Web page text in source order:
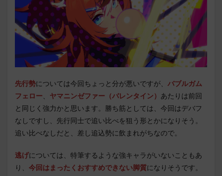
先行勢については今回ちょっと分が悪いですが、 バブルガム
フェロー
ヤマニンゼファー（バレンタイン） あたりは前回
と同じく強力かと思います。勝ち筋としては、今回はデバフ
なしですし、先行同士で追い比べを狙う形とかになりそう。
追い比べなしだと、差し追込勢に飲まれがちなので。
逃げについては、特筆するような強キャラがいないこともあ
り、 今回はまったくおすすめできない脚質になりそうです。